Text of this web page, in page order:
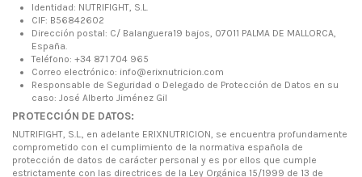
Identidad: NUTRIFIGHT, S.L.
CIF: B56842602
Dirección postal: C/ Balanguera19 bajos, 07011 PALMA DE MALLORCA,
España.
Teléfono: +34 871 704 965
Correo electrónico: info@erixnutricion.com
Responsable de Seguridad o Delegado de Protección de Datos en su
caso: José Alberto Jiménez Gil
PROTECCIÓN DE DATOS:
NUTRIFIGHT, S.L., en adelante ERIXNUTRICION, se encuentra profundamente
comprometido con el cumplimiento de la normativa española de
protección de datos de carácter personal y es por ellos que cumple
estrictamente con las directrices de la Ley Orgánica 15/1999 de 13 de